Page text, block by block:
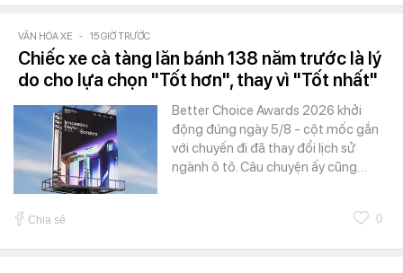
VĂN HÓA XE - 15 GIỜ TRƯỚC
Chiếc xe cà tàng lăn bánh 138 năm trước là lý
do cho lựa chọn "Tốt hơn", thay vì "Tốt nhất"
Better Choice Awards 2026 khởi
động đúng ngày 5/8 - cột mốc gắn
với chuyến đi đã thay đổi lịch sử
ngành ô tô. Câu chuyện ấy cũng…
Chia sẻ 0